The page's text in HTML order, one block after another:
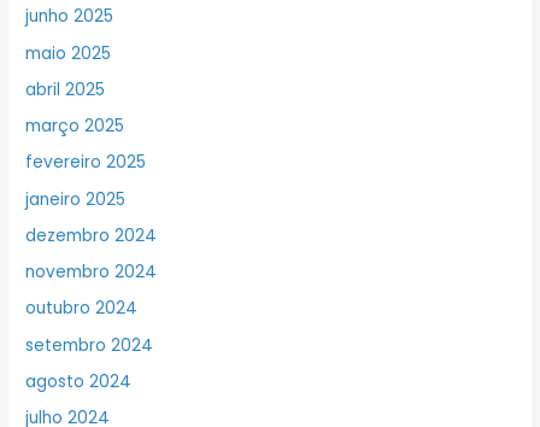
junho 2025
maio 2025
abril 2025
março 2025
fevereiro 2025
janeiro 2025
dezembro 2024
novembro 2024
outubro 2024
setembro 2024
agosto 2024
julho 2024